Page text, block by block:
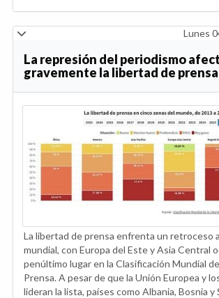
Lunes
La represión del periodismo
gravemente la libertad de
La libertad de prensa enfrenta un retroceso
mundial, con Europa del Este y Asia Central
penúltimo lugar en la Clasificación Mundial
Prensa. A pesar de que la Unión Europea y
lideran la lista, países como Albania, Bosnia y